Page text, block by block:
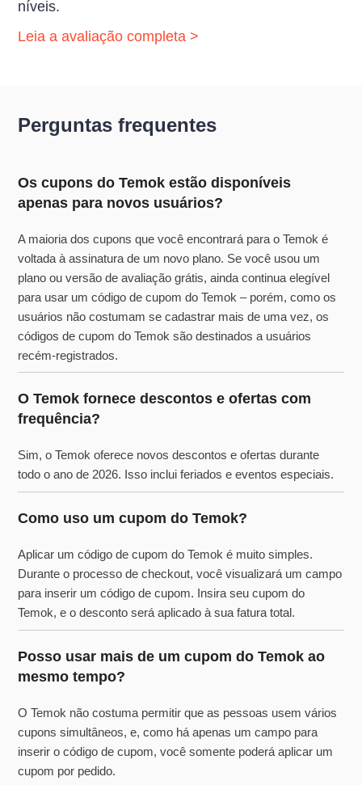
níveis.
Leia a avaliação completa >
Perguntas frequentes
Os cupons do Temok estão disponíveis
apenas para novos usuários?
A maioria dos cupons que você encontrará para o Temok é
voltada à assinatura de um novo plano. Se você usou um
plano ou versão de avaliação grátis, ainda continua elegível
para usar um código de cupom do Temok – porém, como os
usuários não costumam se cadastrar mais de uma vez, os
códigos de cupom do Temok são destinados a usuários
recém-registrados.
O Temok fornece descontos e ofertas com
frequência?
Sim, o Temok oferece novos descontos e ofertas durante
todo o ano de 2026. Isso inclui feriados e eventos especiais.
Como uso um cupom do Temok?
Aplicar um código de cupom do Temok é muito simples.
Durante o processo de checkout, você visualizará um campo
para inserir um código de cupom. Insira seu cupom do
Temok, e o desconto será aplicado à sua fatura total.
Posso usar mais de um cupom do Temok ao
mesmo tempo?
O Temok não costuma permitir que as pessoas usem vários
cupons simultâneos, e, como há apenas um campo para
inserir o código de cupom, você somente poderá aplicar um
cupom por pedido.